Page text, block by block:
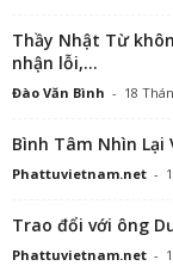
Thầy Nhật Từ
nhận lỗi,...
Đào Văn Bình - 18
Bình Tâm Nhìn Lại
Phattuvietnam.net -
Trao đổi với ông
Phattuvietnam.net -